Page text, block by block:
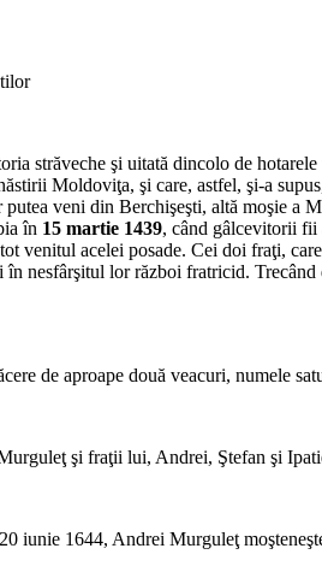
străveche şi uitată dincolo de
Moldoviţa, şi care, astfel, şi-a
veni din Berchişeşti, altă moşie a
în 15 martie 1439, când gâlcevitorii fii
venitul acelei posade. Cei doi fraţi,
nesfârşitul lor război fratricid.
de aproape două veacuri, numele
şi fraţii lui, Andrei, Ştefan şi
iunie 1644, Andrei Murguleţ